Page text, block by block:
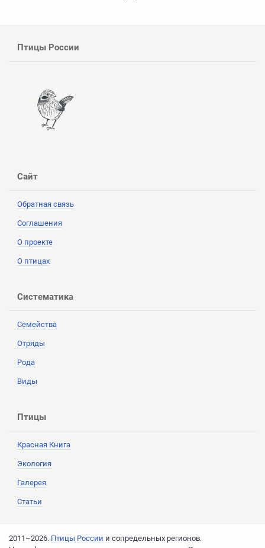
Птицы России
Сайт
Обратная связь
Соглашения
О проекте
О птицах
Систематика
Семейства
Отряды
Рода
Виды
Птицы
Красная Книга
Экология
Галерея
Статьи
2011–2026. Птицы России и сопредельных регионов.